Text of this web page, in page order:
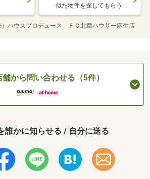
似た物件を探してもらう
）ハウスプロデュース ＦＣ北章ハウザー麻生店
から問い合わせる（5件）
誰かに知らせる / 自分に送る